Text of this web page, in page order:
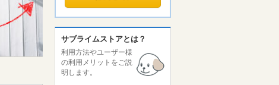
サブライムストアとは？
利用方法やユーザー様
の利用メリットをご説
明します。